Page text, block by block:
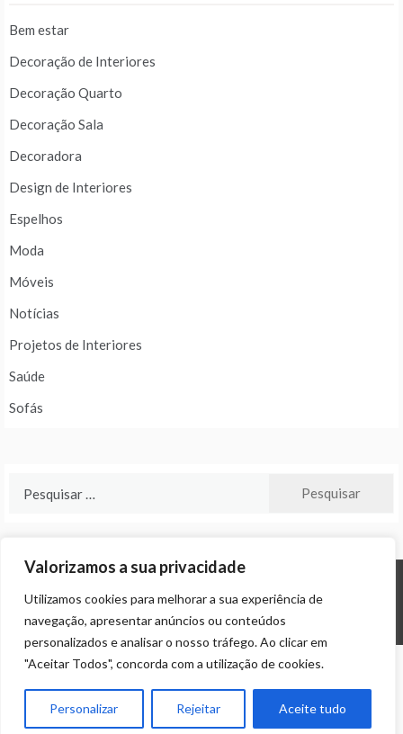
Valorizamos a sua privacidade
Utilizamos cookies para melhorar a sua experiência de
navegação, apresentar anúncios ou conteúdos
personalizados e analisar o nosso tráfego. Ao clicar em
"Aceitar Todos", concorda com a utilização de cookies.
Personalizar Rejeitar Aceite tudo
Bem estar
Decoração de Interiores
Decoração Quarto
Decoração Sala
Decoradora
Design de Interiores
Espelhos
Moda
Móveis
Notícias
Projetos de Interiores
Saúde
Sofás
© ALL RIGHTS RESERVED 2024 THEME: PROMOS BYTEMPLATE SELL